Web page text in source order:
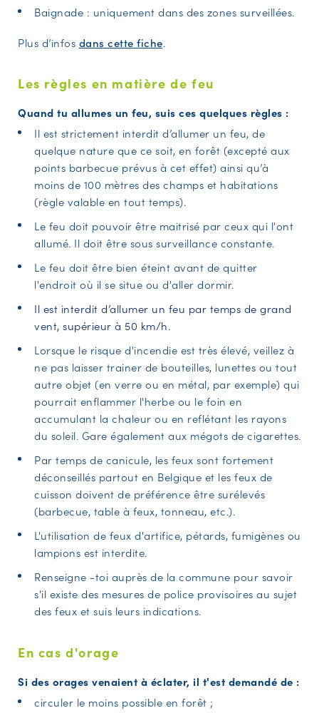
Baignade : uniquement dans des zones surveillées.
Plus d’infos dans cette fiche.
Les règles en matière de feu
Quand tu allumes un feu, suis ces quelques règles :
Il est strictement interdit d’allumer un feu, de
quelque nature que ce soit, en forêt (excepté aux
points barbecue prévus à cet effet) ainsi qu’à
moins de 100 mètres des champs et habitations
(règle valable en tout temps).
Le feu doit pouvoir être maitrisé par ceux qui l'ont
allumé. Il doit être sous surveillance constante.
Le feu doit être bien éteint avant de quitter
l'endroit où il se situe ou d'aller dormir.
Il est interdit d’allumer un feu par temps de grand
vent, supérieur à 50 km/h.
Lorsque le risque d'incendie est très élevé, veillez à
ne pas laisser trainer de bouteilles, lunettes ou tout
autre objet (en verre ou en métal, par exemple) qui
pourrait enflammer l'herbe ou le foin en
accumulant la chaleur ou en reflétant les rayons
du soleil. Gare également aux mégots de cigarettes.
Par temps de canicule, les feux sont fortement
déconseillés partout en Belgique et les feux de
cuisson doivent de préférence être surélevés
(barbecue, table à feux, tonneau, etc.).
L'utilisation de feux d'artifice, pétards, fumigènes ou
lampions est interdite.
Renseigne -toi auprès de la commune pour savoir
s'il existe des mesures de police provisoires au sujet
des feux et suis leurs indications.
En cas d'orage
Si des orages venaient à éclater, il t'est demandé de :
circuler le moins possible en forêt ;